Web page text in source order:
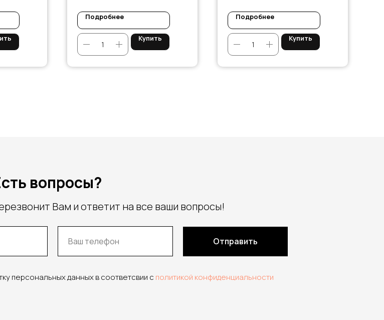
Подробнее
Купить
Подробнее
Купить
вопросы?
Вам и ответит на все ваши вопросы!
Отправить
персональных данных в соответсвии с политикой конфиденциальности